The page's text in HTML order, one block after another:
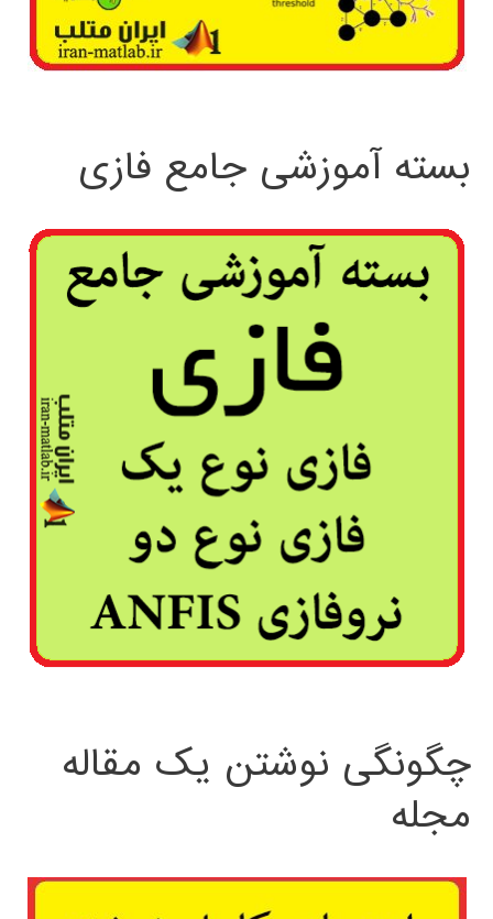
بسته آموزشی جامع فازی
چگونگی نوشتن یک مقاله
مجله